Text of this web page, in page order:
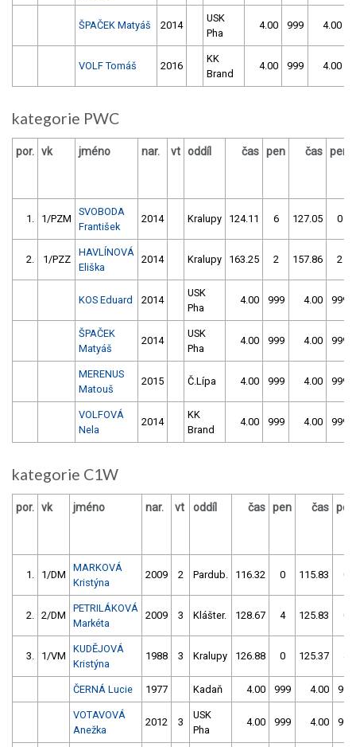
ŠPAČEK Matyáš 2014
USK
Pha
4.00 999 4.00
VOLF Tomáš 2016
KK
Brand
4.00 999 4.00
kategorie PWC
por. vk jméno nar. vt oddíl čas pen čas pen
1. 1/PZM
SVOBODA
František
2014 Kralupy 124.11 6 127.05 0
2. 1/PZZ
HAVLÍNOVÁ
Eliška
2014 Kralupy 163.25 2 157.86 2
KOS Eduard 2014
USK
Pha
4.00 999 4.00 999
ŠPAČEK
Matyáš
2014
USK
Pha
4.00 999 4.00 999
MERENUS
Matouš
2015 Č.Lípa 4.00 999 4.00 999
VOLFOVÁ
Nela
2014
KK
Brand
4.00 999 4.00 999
kategorie C1W
por. vk jméno nar. vt oddíl čas pen čas pen
1. 1/DM
MARKOVÁ
Kristýna
2009 2 Pardub. 116.32 0 115.83 0
2. 2/DM
PETRILÁKOVÁ
Markéta
2009 3 Klášter. 128.67 4 125.83 0
3. 1/VM
KUDĚJOVÁ
Kristýna
1988 3 Kralupy 126.88 0 125.37 4
ČERNÁ Lucie 1977 Kadaň 4.00 999 4.00 999
VOTAVOVÁ
Anežka
2012 3
USK
Pha
4.00 999 4.00 999